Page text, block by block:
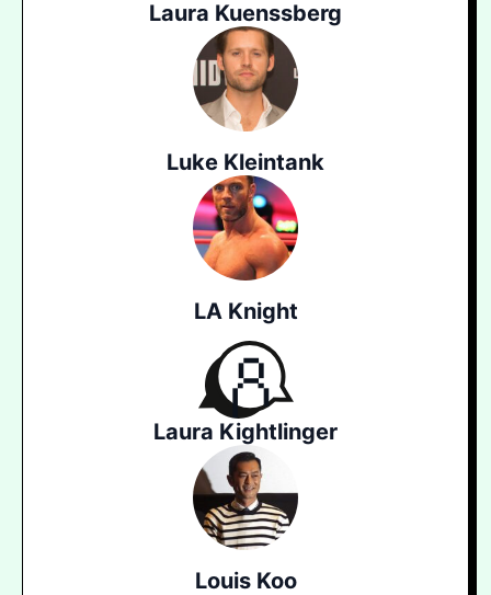
Laura Kuenssberg
Luke Kleintank
LA Knight
Laura Kightlinger
Louis Koo